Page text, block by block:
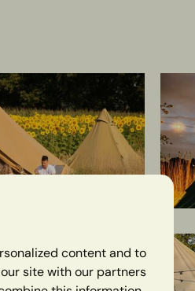
content and to
site with our partners